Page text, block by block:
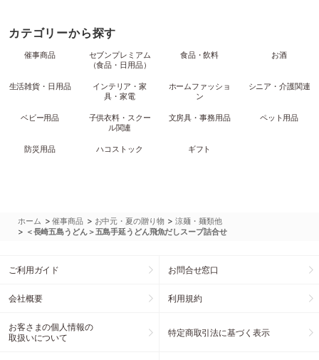
カテゴリーから探す
催事商品
セブンプレミアム
（食品・日用品）
食品・飲料 お酒
生活雑貨・日用品
インテリア・家
具・家電
ホームファッショ
ン
シニア・介護関連
ベビー用品
子供衣料・スクー
ル関連
文房具・事務用品 ペット用品
防災用品 ハコストック ギフト
ホーム >催事商品 > お中元・夏の贈り物 >涼麺・麺類他
> ＜長崎五島うどん＞五島手延うどん飛魚だしスープ詰合せ
ご利用ガイド お問合せ窓口
会社概要 利用規約
お客さまの個人情報の
取扱いについて
特定商取引法に基づく表示